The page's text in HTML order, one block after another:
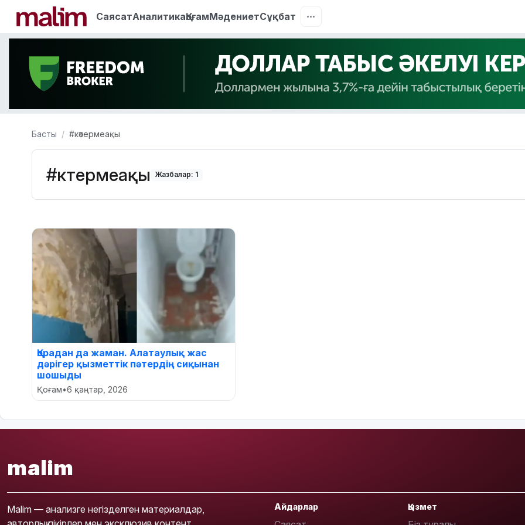
СаясатАналитикаҚоғамМәдениетСұқбат
Басты #көтермеақы
#көтермеақы Жазбалар: 1
Қорадан да жаман. Алатаулық жас
дәрігер қызметтік пәтердің сиқынан
шошыды
Қоғам•6 қаңтар, 2026
malim
Malim — анализге негізделген материалдар,
Айдарлар Қызмет